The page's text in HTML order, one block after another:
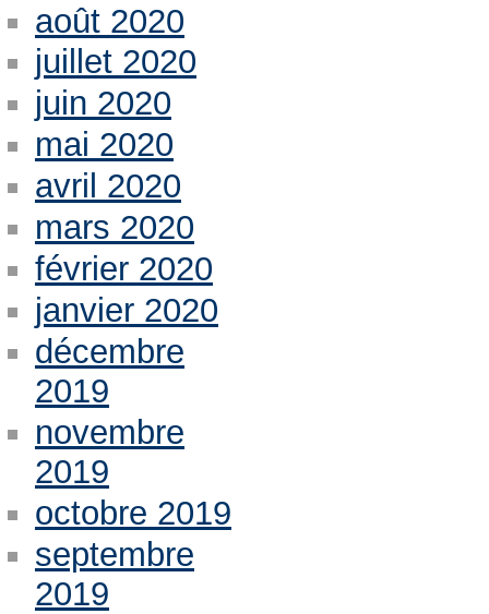
août 2020
juillet 2020
juin 2020
mai 2020
avril 2020
mars 2020
février 2020
janvier 2020
décembre
2019
novembre
2019
octobre 2019
septembre
2019